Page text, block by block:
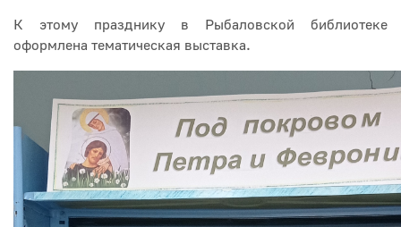
К этому празднику в Рыбаловской библиотеке
оформлена тематическая выставка.